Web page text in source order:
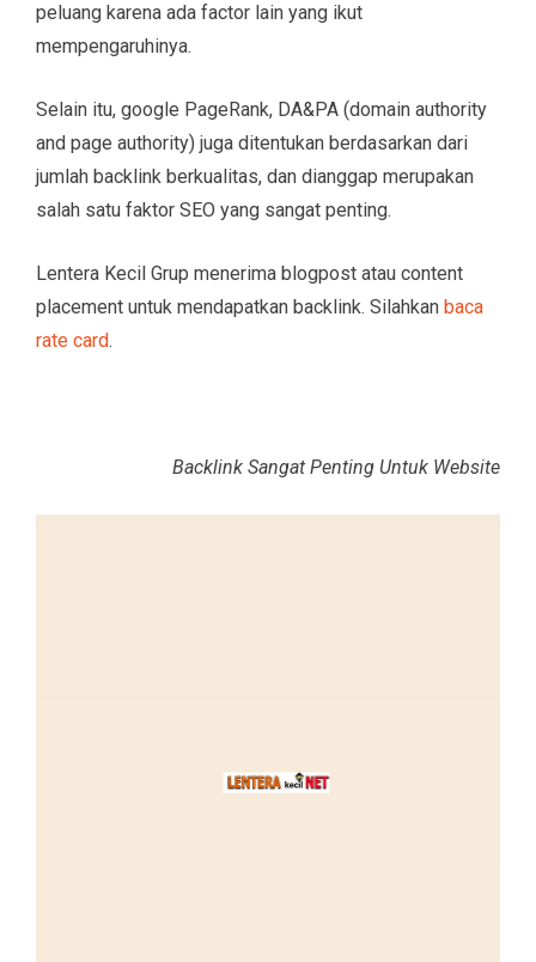
peluang karena ada factor lain yang ikut
mempengaruhinya.
Selain itu, google PageRank, DA&PA (domain authority
and page authority) juga ditentukan berdasarkan dari
jumlah backlink berkualitas, dan dianggap merupakan
salah satu faktor SEO yang sangat penting.
Lentera Kecil Grup menerima blogpost atau content
placement untuk mendapatkan backlink. Silahkan baca
rate card.
Backlink Sangat Penting Untuk Website